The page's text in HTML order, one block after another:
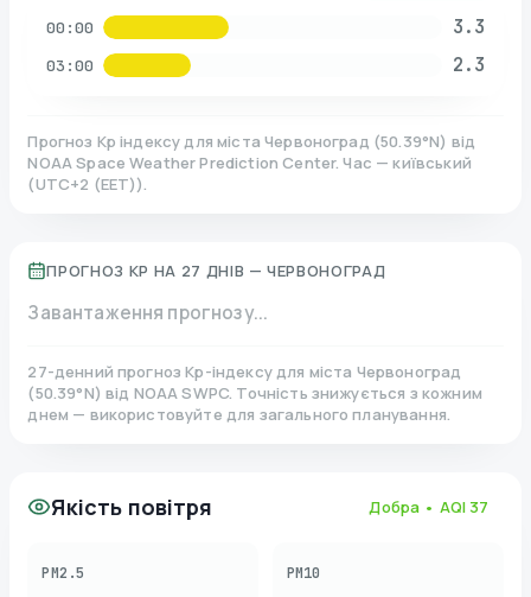
00:00 3.3
03:00 2.3
Прогноз Kp індексу для міста Червоноград (50.39°N) від
NOAA Space Weather Prediction Center. Час — київський
(UTC+2 (EET)).
ПРОГНОЗ KP НА 27 ДНІВ — ЧЕРВОНОГРАД
Завантаження прогнозу...
27-денний прогноз Kp-індексу для міста Червоноград
(50.39°N)від NOAA SWPC. Точність знижується з кожним
днем — використовуйте для загального планування.
Якість повітря Добра • AQI 37
PM2.5 PM10